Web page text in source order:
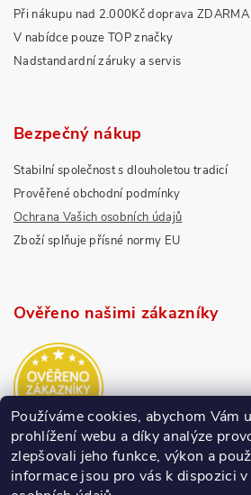
Při nákupu nad 2.000Kč doprava ZDARMA
V nabídce pouze TOP značky
Nadstandardní záruky a servis
Bezpečný nákup
Stabilní společnost s dlouholetou tradicí
Prověřené obchodní podmínky
Ochrana Vašich osobních údajů
Zboží splňuje přísné normy EU
Ověřeno našimi zákazníky
Používáme cookies, abychom Vám
prohlížení webu a díky analýze
zlepšovali jeho funkce, výkon a
informace jsou pro vás k dispozici